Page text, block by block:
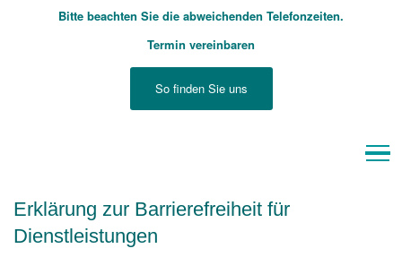
Bitte beachten Sie die abweichenden Telefonzeiten.
Termin vereinbaren
So finden Sie uns
Über uns
Erklärung zur Barrierefreiheit für
Dienstleistungen